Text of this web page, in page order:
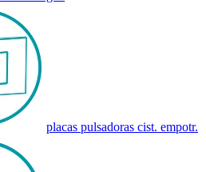
placas pulsadoras cist. empotr.